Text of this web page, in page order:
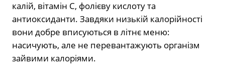
калій, вітамін С, фолієву кислоту та
антиоксиданти. Завдяки низькій калорійності
вони добре вписуються в літнє меню:
насичують, але не перевантажують організм
зайвими калоріями.